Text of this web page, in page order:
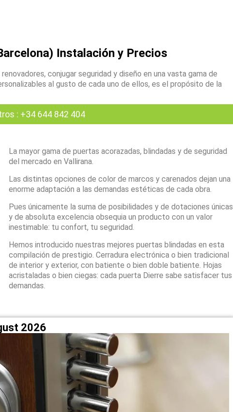
Instalación y Precios
conjugar seguridad y diseño en una vasta gama de
al gusto de cada uno de ellos, es el propósito de la
: +34 644 842 404
La mayor gama de puertas acorazadas, blindadas y de seguridad
del mercado en Vallirana.
Las distintas opciones de color de marcos y carenados dejan una
enorme adaptación a las demandas estéticas de cada obra.
Pues únicamente la suma de posibilidades y de dotaciones únicas
y de absoluta excelencia obsequia un producto con un valor
inestimable: tu confort, tu seguridad.
Hemos introducido nuestras mejores puertas blindadas en esta
compilación de prestigio. Cerradura electrónica o bien tradicional
de interior y exterior, con batiente o bien doble batiente. Hojas
acristaladas o bien ciegas: cada puerta Dierre sabe satisfacer tus
demandas.
2026